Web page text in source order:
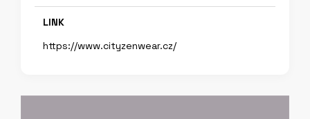
LINK
https://www.cityzenwear.cz/